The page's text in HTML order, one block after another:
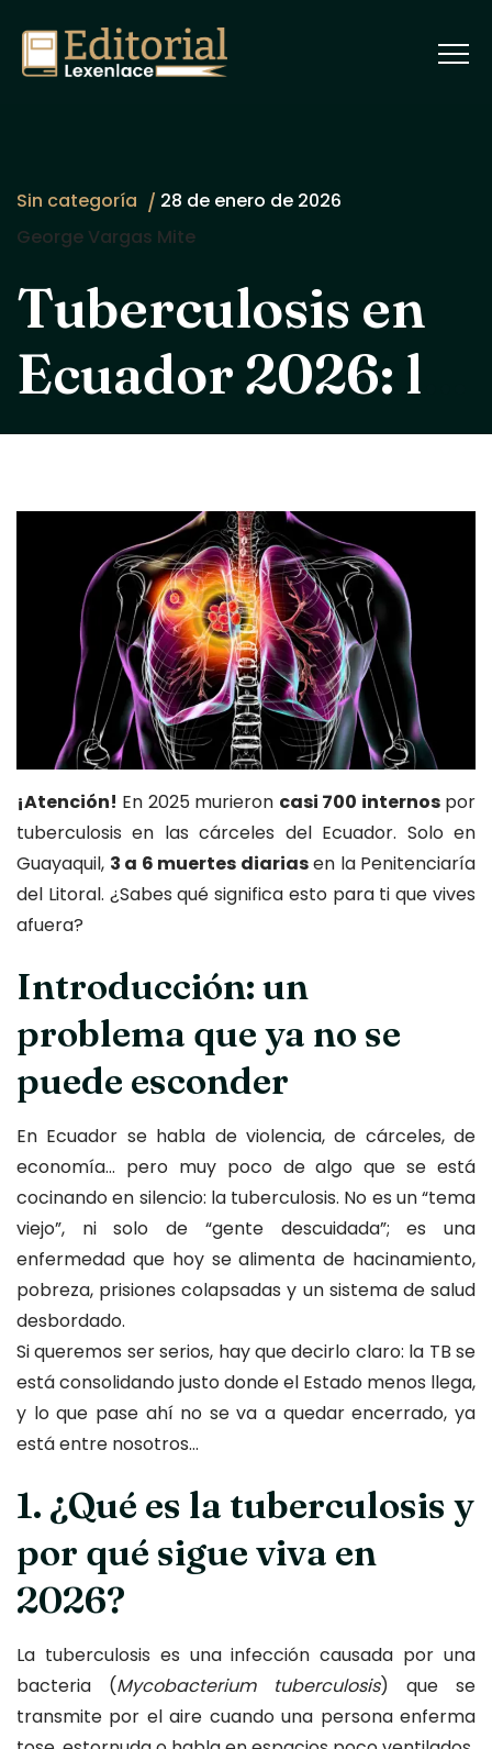
Sin categoría
28 de enero de 2026
George Vargas Mite
Tuberculosis en
Ecuador 2026: la
verdad que no
quieren que
sepas (y que ya
salió de los
muros)
¡Atención! En 2025 murieron casi 700 internospor
tuberculosis en las cárceles del Ecuador. Solo en
Guayaquil, 3 a 6 muertes diariasen la Penitenciaría
del Litoral. ¿Sabes qué significa esto para ti que vives
afuera?
Introducción: un
problema que ya no se
puede esconder
En Ecuador se habla de violencia, de cárceles, de
economía… pero muy poco de algo que se está
cocinando en silencio: la tuberculosis. No es un “tema
viejo”, ni solo de “gente descuidada”; es una
enfermedad que hoy se alimenta de hacinamiento,
pobreza, prisiones colapsadas y un sistema de salud
desbordado.
Si queremos ser serios, hay que decirlo claro: la TB se
está consolidando justo donde el Estado menos llega,
y lo que pase ahí no se va a quedar encerrado, ya
está entre nosotros…
1. ¿Qué es la tuberculosis y
por qué sigue viva en
2026?
La tuberculosis es una infección causada por una
bacteria (Mycobacterium tuberculosis) que se
transmite por el aire cuando una persona enferma